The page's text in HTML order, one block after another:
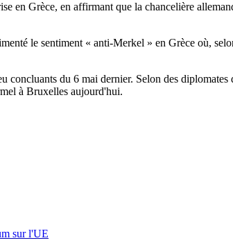
en Grèce, en affirmant que la chancelière
le sentiment « anti-Merkel » en Grèce où,
du 6 mai dernier. Selon des
à Bruxelles aujourd'hui.
sur l'UE